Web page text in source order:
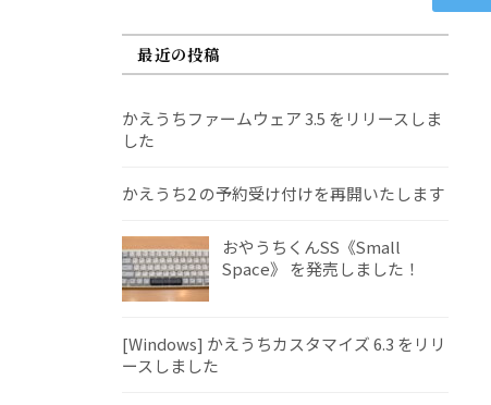
最近の投稿
かえうちファームウェア 3.5 をリリースしま
した
かえうち2 の予約受け付けを再開いたします
おやうちくんSS《Small
Space》 を発売しました！
[Windows] かえうちカスタマイズ 6.3 をリリ
ースしました